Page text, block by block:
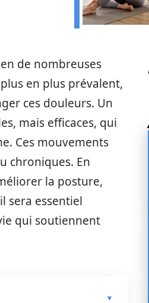
de nombreuses
en plus prévalent,
ces douleurs. Un
mais efficaces, qui
Ces mouvements
chroniques. En
la posture,
sera essentiel
qui soutiennent